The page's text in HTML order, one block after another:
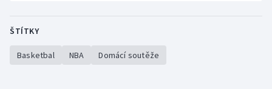
ŠTÍTKY
Basketbal NBA Domácí soutěže